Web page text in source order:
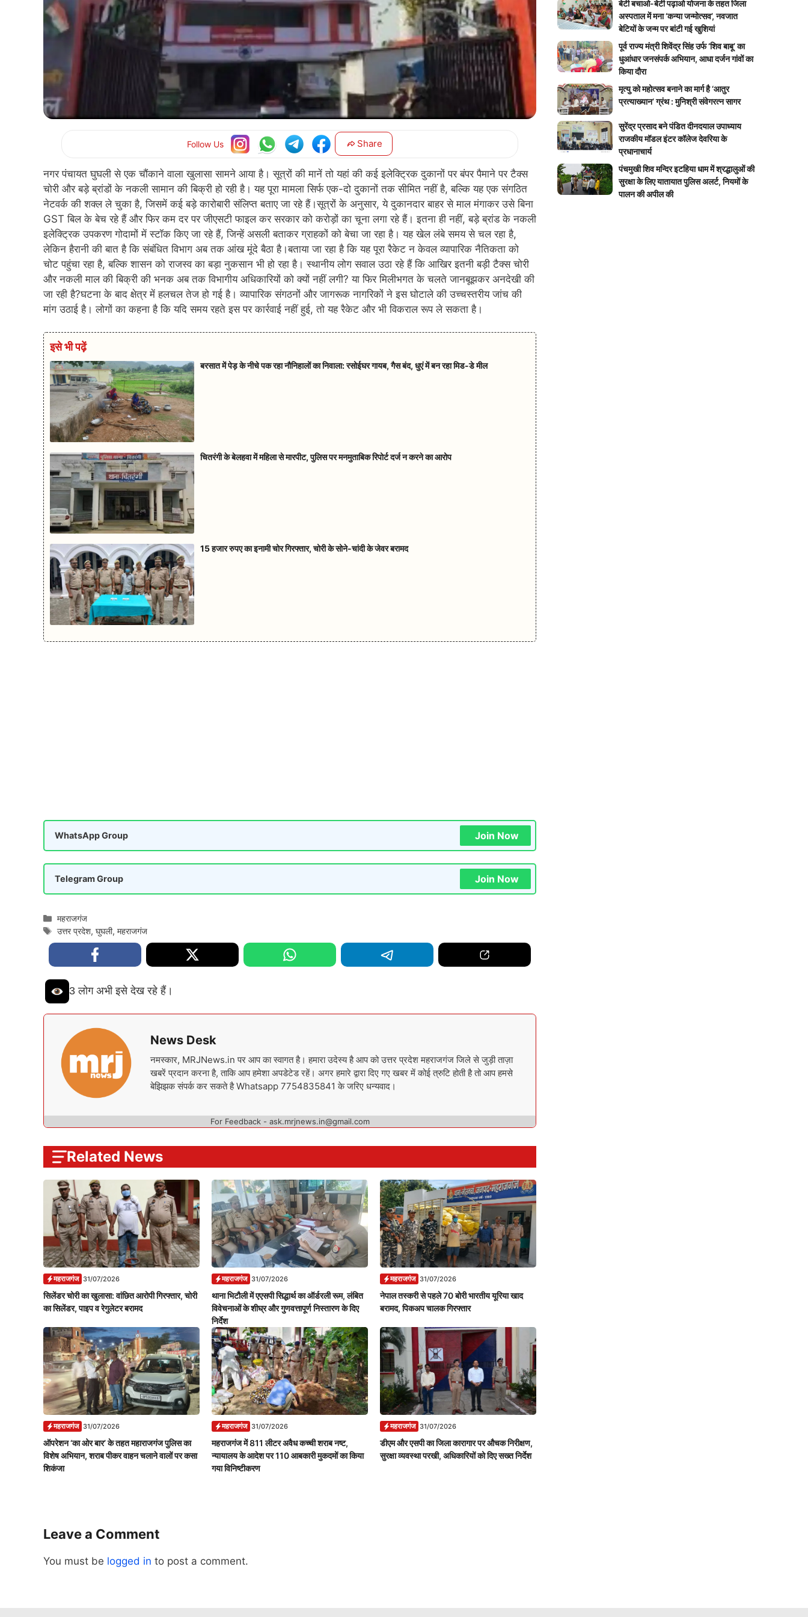
Follow Us Share
नगर पंचायत घुघली से एक चौंकाने वाला खुलासा सामने आया है। सूत्रों की मानें तो यहां की कई इलेक्ट्रिक दुकानों पर बंपर पैमाने पर टैक्स
चोरी और बड़े ब्रांडों के नकली सामान की बिक्री हो रही है। यह पूरा मामला सिर्फ एक-दो दुकानों तक सीमित नहीं है, बल्कि यह एक संगठित
नेटवर्क की शक्ल ले चुका है, जिसमें कई बड़े कारोबारी संलिप्त बताए जा रहे हैं।सूत्रों के अनुसार, ये दुकानदार बाहर से माल मंगाकर उसे बिना
GST बिल के बेच रहे हैं और फिर कम दर पर जीएसटी फाइल कर सरकार को करोड़ों का चूना लगा रहे हैं। इतना ही नहीं, बड़े ब्रांड के नकली
इलेक्ट्रिक उपकरण गोदामों में स्टॉक किए जा रहे हैं, जिन्हें असली बताकर ग्राहकों को बेचा जा रहा है। यह खेल लंबे समय से चल रहा है,
लेकिन हैरानी की बात है कि संबंधित विभाग अब तक आंख मूंदे बैठा है।बताया जा रहा है कि यह पूरा रैकेट न केवल व्यापारिक नैतिकता को
चोट पहुंचा रहा है, बल्कि शासन को राजस्व का बड़ा नुकसान भी हो रहा है। स्थानीय लोग सवाल उठा रहे हैं कि आखिर इतनी बड़ी टैक्स चोरी
और नकली माल की बिक्री की भनक अब तक विभागीय अधिकारियों को क्यों नहीं लगी? या फिर मिलीभगत के चलते जानबूझकर अनदेखी की
जा रही है?घटना के बाद क्षेत्र में हलचल तेज हो गई है। व्यापारिक संगठनों और जागरूक नागरिकों ने इस घोटाले की उच्चस्तरीय जांच की
मांग उठाई है। लोगों का कहना है कि यदि समय रहते इस पर कार्रवाई नहीं हुई, तो यह रैकेट और भी विकराल रूप ले सकता है।
इसे भी पढ़ें
बरसात में पेड़ के नीचे पक रहा नौनिहालों का निवाला: रसोईघर गायब, गैस बंद, धुएं में बन रहा मिड-डे मील
चितरंगी के बेलहवा में महिला से मारपीट, पुलिस पर मनमुताबिक रिपोर्ट दर्ज न करने का आरोप
15 हजार रुपए का इनामी चोर गिरफ्तार, चोरी के सोने-चांदी के जेवर बरामद
WhatsApp Group Join Now
Telegram Group Join Now
Categories
महराजगंज
Tags
उत्तर प्रदेश,घुघली,महराजगंज
3 लोग अभी इसे देख रहे हैं।
News Desk
नमस्कार, MRJNews.in पर आप का स्वागत है। हमारा उदेस्य है आप को उत्तर प्रदेश महराजगंज जिले से जुड़ी ताज़ा
खबरें प्रदान करना है, ताकि आप हमेशा अपडेटेड रहें। अगर हमारे द्वारा दिए गए खबर में कोई त्रुटि होती है तो आप हमसे
बेझिझक संपर्क कर सकते है Whatsapp 7754835841 के जरिए धन्यवाद।
For Feedback - ask.mrjnews.in@gmail.com
Related News
महराजगंज 31/07/2026
सिलेंडर चोरी का खुलासा: वांछित आरोपी गिरफ्तार, चोरी
का सिलेंडर, पाइप व रेगुलेटर बरामद
महराजगंज 31/07/2026
थाना भिटौली में एएसपी सिद्धार्थ का ऑर्डरली रूम, लंबित
विवेचनाओं के शीघ्र और गुणवत्तापूर्ण निस्तारण के दिए
निर्देश
महराजगंज 31/07/2026
नेपाल तस्करी से पहले 70 बोरी भारतीय यूरिया खाद
बरामद, पिकअप चालक गिरफ्तार
महराजगंज 31/07/2026
ऑपरेशन ‘का ओर बार’ के तहत महाराजगंज पुलिस का
विशेष अभियान, शराब पीकर वाहन चलाने वालों पर कसा
शिकंजा
महराजगंज 31/07/2026
महराजगंज में 811 लीटर अवैध कच्ची शराब नष्ट,
न्यायालय के आदेश पर 110 आबकारी मुकदमों का किया
गया विनिष्टीकरण
महराजगंज 31/07/2026
डीएम और एसपी का जिला कारागार पर औचक निरीक्षण,
सुरक्षा व्यवस्था परखी, अधिकारियों को दिए सख्त निर्देश
Leave a Comment
You must be logged in to post a comment.
बेटी बचाओ-बेटी पढ़ाओ योजना के तहत जिला
अस्पताल में मना ‘कन्या जन्मोत्सव’, नवजात
बेटियों के जन्म पर बांटी गई खुशियां
पूर्व राज्य मंत्री शिवेंद्र सिंह उर्फ ‘शिव बाबू’ का
धुआंधार जनसंपर्क अभियान, आधा दर्जन गांवों का
किया दौरा
मृत्यु को महोत्सव बनाने का मार्ग है ‘आतुर
प्रत्याख्यान’ ग्रंथ : मुनिश्री संवेगरत्न सागर
सुरेंद्र प्रसाद बने पंडित दीनदयाल उपाध्याय
राजकीय मॉडल इंटर कॉलेज देवरिया के
प्रधानाचार्य
पंचमुखी शिव मन्दिर इटहिया धाम में श्रद्धालुओं की
सुरक्षा के लिए यातायात पुलिस अलर्ट, नियमों के
पालन की अपील की